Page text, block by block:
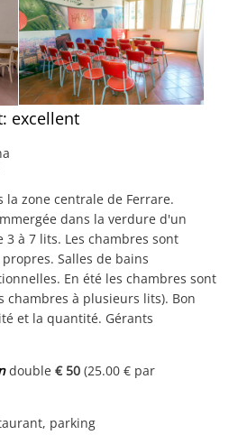
excellent
la zone centrale de Ferrare.
dans la verdure d'un
3 à 7 lits. Les chambres sont
Salles de bains
En été les chambres sont
chambres à plusieurs lits). Bon
et la quantité. Gérants
double€ 50 (25.00 € par
parking